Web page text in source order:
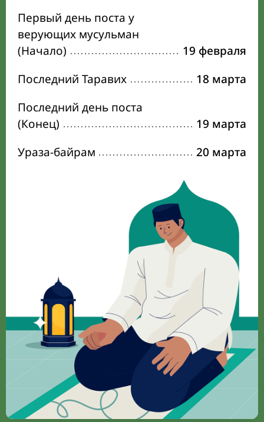
Первый день поста у
верующих мусульман
(Начало)
19 февраля
Последний Таравих
18 марта
Последний день поста
(Конец)
19 марта
Ураза-байрам
20 марта